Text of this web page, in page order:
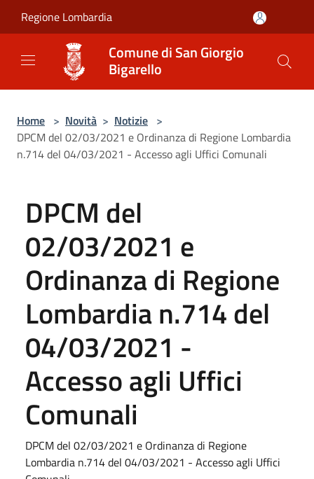
Regione Lombardia
Comune di San Giorgio
Bigarello
Home > Novità > Notizie >
DPCM del 02/03/2021 e Ordinanza di Regione Lombardia
n.714 del 04/03/2021 - Accesso agli Uffici Comunali
DPCM del
02/03/2021 e
Ordinanza di Regione
Lombardia n.714 del
04/03/2021 -
Accesso agli Uffici
Comunali
DPCM del 02/03/2021 e Ordinanza di Regione
Lombardia n.714 del 04/03/2021 - Accesso agli Uffici